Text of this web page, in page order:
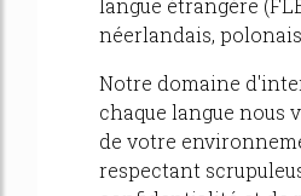
langue étrangère
néerlandais, polonais,
Notre domaine
chaque langue nous
de votre
respectant